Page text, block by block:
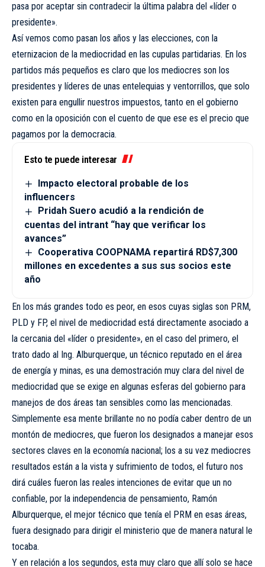
pasa por aceptar sin contradecir la última palabra del «líder o
presidente».
Así vemos como pasan los años y las elecciones, con la
eternizacion de la mediocridad en las cupulas partidarias. En los
partidos más pequeños es claro que los mediocres son los
presidentes y líderes de unas entelequias y ventorrillos, que solo
existen para engullir nuestros impuestos, tanto en el gobierno
como en la oposición con el cuento de que ese es el precio que
pagamos por la democracia.
Esto te puede interesar
Impacto electoral probable de los
influencers
Pridah Suero acudió a la rendición de
cuentas del intrant “hay que verificar los
avances”
Cooperativa COOPNAMA repartirá RD$7,300
millones en excedentes a sus sus socios este
año
En los más grandes todo es peor, en esos cuyas siglas son PRM,
PLD y FP, el nivel de mediocridad está directamente asociado a
la cercania del «líder o presidente», en el caso del primero, el
trato dado al Ing. Alburquerque, un técnico reputado en el área
de energía y minas, es una demostración muy clara del nivel de
mediocridad que se exige en algunas esferas del gobierno para
manejos de dos áreas tan sensibles como las mencionadas.
Simplemente esa mente brillante no no podía caber dentro de un
montón de mediocres, que fueron los designados a manejar esos
sectores claves en la economía nacional; los a su vez mediocres
resultados están a la vista y sufrimiento de todos, el futuro nos
dirá cuáles fueron las reales intenciones de evitar que un no
confiable, por la independencia de pensamiento, Ramón
Alburquerque, el mejor técnico que tenía el PRM en esas áreas,
fuera designado para dirigir el ministerio que de manera natural le
tocaba.
Y en relación a los segundos, esta muy claro que allí solo se hace